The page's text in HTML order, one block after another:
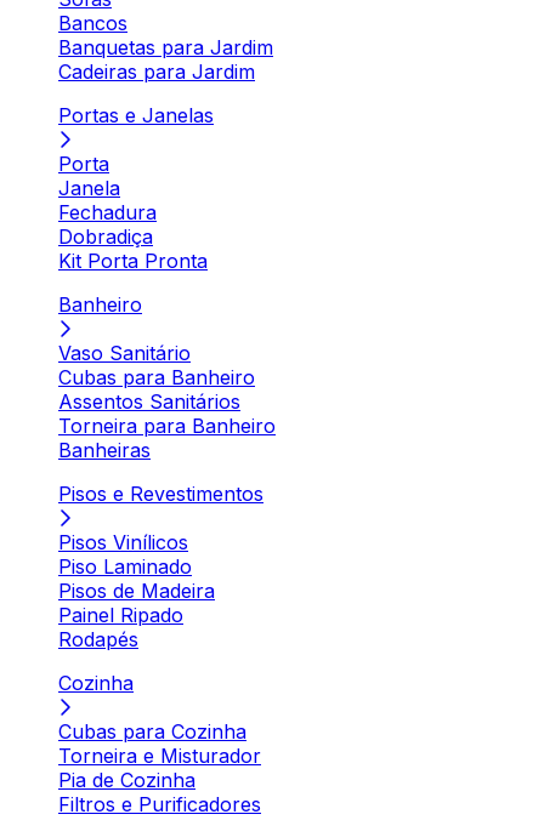
Bancos
Banquetas para Jardim
Cadeiras para Jardim
Portas e Janelas
Porta
Janela
Fechadura
Dobradiça
Kit Porta Pronta
Banheiro
Vaso Sanitário
Cubas para Banheiro
Assentos Sanitários
Torneira para Banheiro
Banheiras
Pisos e Revestimentos
Pisos Vinílicos
Piso Laminado
Pisos de Madeira
Painel Ripado
Rodapés
Cozinha
Cubas para Cozinha
Torneira e Misturador
Pia de Cozinha
Filtros e Purificadores